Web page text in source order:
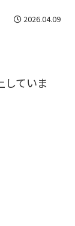
2026.04.09
していま